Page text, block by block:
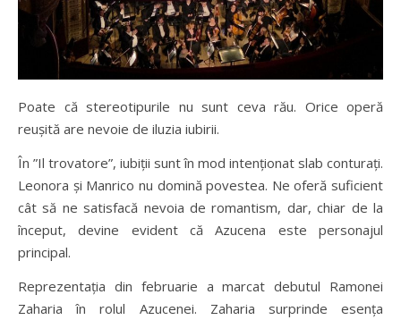
Poate că stereotipurile nu sunt ceva rău. Orice operă
reușită are nevoie de iluzia iubirii.
În ”Il trovatore”, iubiții sunt în mod intenționat slab conturați.
Leonora și Manrico nu domină povestea. Ne oferă suficient
cât să ne satisfacă nevoia de romantism, dar, chiar de la
început, devine evident că Azucena este personajul
principal.
Reprezentația din februarie a marcat debutul Ramonei
Zaharia în rolul Azucenei. Zaharia surprinde esența